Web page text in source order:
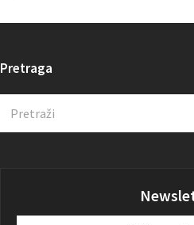
Pretraga